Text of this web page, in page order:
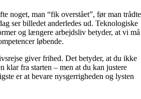
noget, man “fik overstået”, før man trådte
ser billedet anderledes ud. Teknologiske
og længere arbejdsliv betyder, at vi må
løbende.
giver frihed. Det betyder, at du ikke
klar fra starten – men at du kan justere
er at bevare nysgerrigheden og lysten